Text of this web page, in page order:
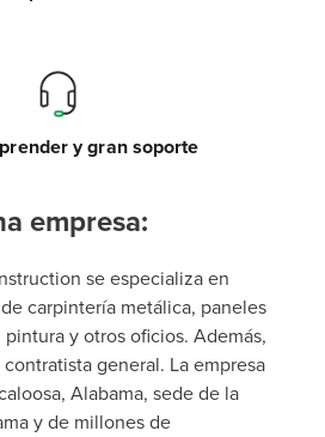
y gran soporte
empresa:
se especializa en
carpintería metálica, paneles
y otros oficios. Además,
general. La empresa
Alabama, sede de la
y de millones de